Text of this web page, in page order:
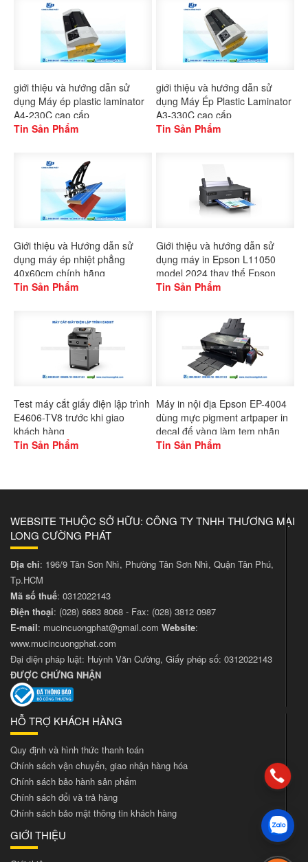
giới thiệu và hướng dẫn sử
dụng Máy ép plastic laminator
A4-230C cao cấp
Tin Sản Phẩm
giới thiệu và hướng dẫn sử
dụng Máy Ép Plastic Laminator
A3-330C cao cấp
Tin Sản Phẩm
Giới thiệu và Hướng dẫn sử
dụng máy ép nhiệt phẳng
40x60cm chính hãng
Gaoshang
Tin Sản Phẩm
Giới thiệu và hướng dẫn sử
dụng máy in Epson L11050
model 2024 thay thế Epson
L1300
Tin Sản Phẩm
Test máy cắt giấy điện lập trình
E4606-TV8 trước khi giao
khách hàng
Tin Sản Phẩm
Máy in nội địa Epson EP-4004
dùng mực pigment artpaper in
decal đế vàng làm tem nhãn
Tin Sản Phẩm
WEBSITE THUỘC SỞ HỮU: CÔNG TY TNHH THƯƠNG MẠI
LONG CƯỜNG PHÁT
Địa chỉ: 196/9 Tân Sơn Nhì, Phường Tân Sơn Nhì, Quận Tân Phú,
Tp.HCM
Mã số thuế: 0312022143
Điện thoại: (028) 6683 8068 - Fax: (028) 3812 0987
E-mail: mucincuongphat@gmail.com Website:
www.mucincuongphat.com
Đại diện pháp luật: Huỳnh Văn Cường, Giấy phép số: 0312022143
ĐƯỢC CHỨNG NHẬN
HỖ TRỢ KHÁCH HÀNG
Quy định và hình thức thanh toán
Chính sách vận chuyển, giao nhận hàng hóa
Chính sách bảo hành sản phẩm
Chính sách đổi và trả hàng
Chính sách bảo mật thông tin khách hàng
GIỚI THIỆU